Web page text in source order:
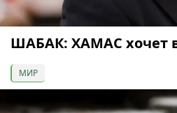
ШАБАК: ХАМАС хочет
МИР